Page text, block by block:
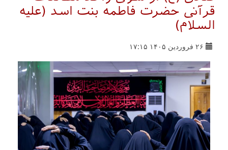
قرآنی حضرت فاطمه بنت اسد (علیه
السلام)
۲۶ فروردین ۱۴۰۵ ۱۷:۱۵